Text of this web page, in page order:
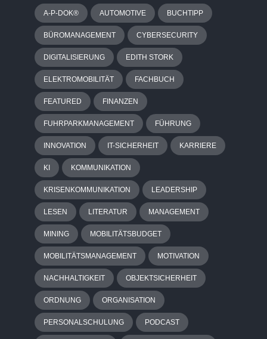
A-P-DOK® AUTOMOTIVE BUCHTIPP
BÜROMANAGEMENT CYBERSECURITY
DIGITALISIERUNG EDITH STORK
ELEKTROMOBILITÄT FACHBUCH
FEATURED FINANZEN
FUHRPARKMANAGEMENT FÜHRUNG
INNOVATION IT-SICHERHEIT KARRIERE
KI KOMMUNIKATION
KRISENKOMMUNIKATION LEADERSHIP
LESEN LITERATUR MANAGEMENT
MINING MOBILITÄTSBUDGET
MOBILITÄTSMANAGEMENT MOTIVATION
NACHHALTIGKEIT OBJEKTSICHERHEIT
ORDNUNG ORGANISATION
PERSONALSCHULUNG PODCAST